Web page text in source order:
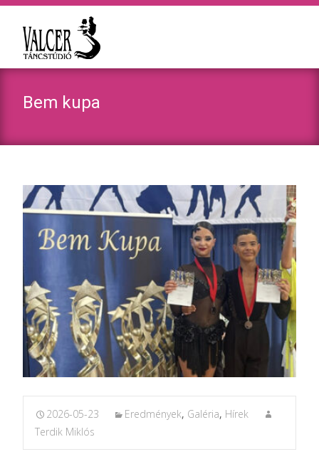
Bem kupa
2026-05-23 Eredmények, Galéria, Hírek
Terdik Miklós